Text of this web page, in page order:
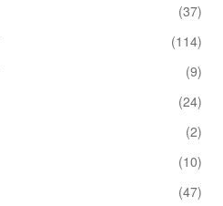
(37)
(114)
(9)
(24)
(2)
(10)
(47)